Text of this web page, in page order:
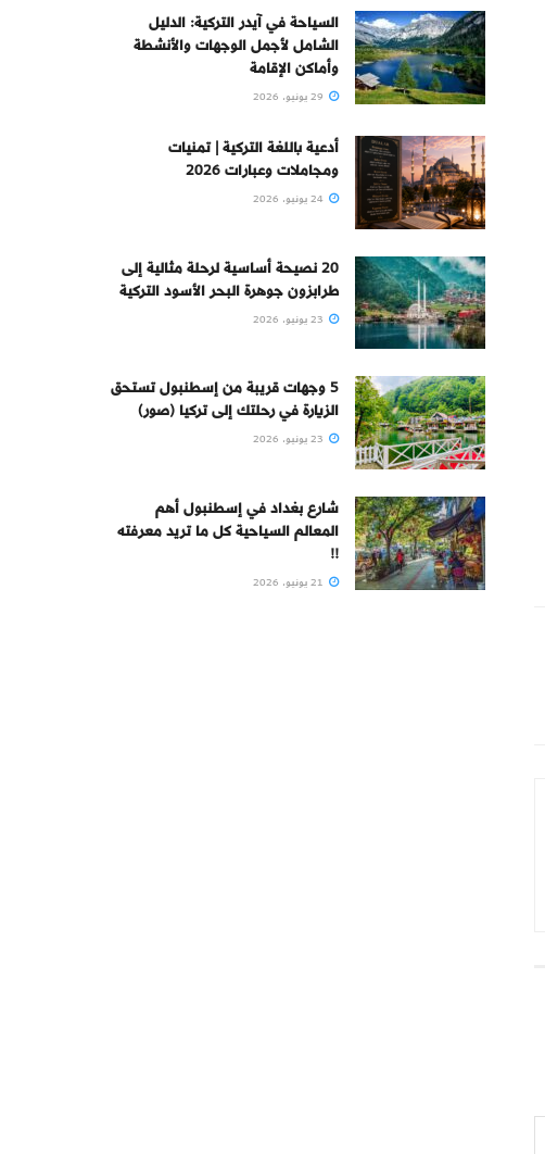
السياحة في آيدر التركية: الدليل
الشامل لأجمل الوجهات والأنشطة
وأماكن الإقامة
أدعية باللغة التركية | تمنيات
ومجاملات وعبارات 2026
20 نصيحة أساسية لرحلة مثالية إلى
طرابزون جوهرة البحر الأسود التركية
5 وجهات قريبة من إسطنبول تستحق
الزيارة في رحلتك إلى تركيا (صور)
شارع بغداد في إسطنبول أهم
المعالم السياحية كل ما تريد معرفته
!!